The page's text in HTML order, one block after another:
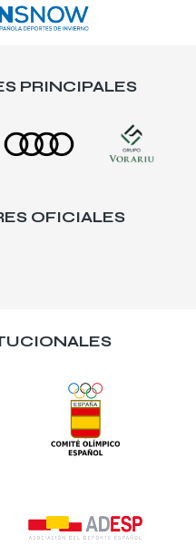
PRINCIPALES
OFICIALES